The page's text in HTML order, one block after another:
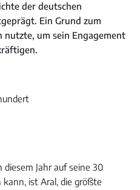
der deutschen
Ein Grund zum
nutzte, um sein Engagement
Jahr auf seine 30
kann, ist Aral, die größte